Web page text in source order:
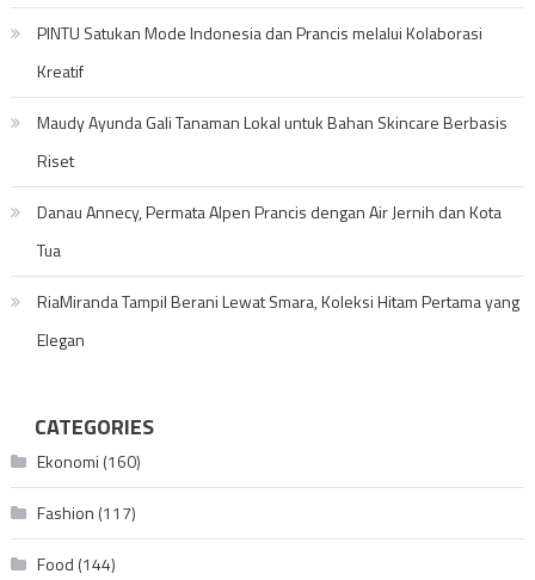
PINTU Satukan Mode Indonesia dan Prancis melalui Kolaborasi
Kreatif
Maudy Ayunda Gali Tanaman Lokal untuk Bahan Skincare Berbasis
Riset
Danau Annecy, Permata Alpen Prancis dengan Air Jernih dan Kota
Tua
RiaMiranda Tampil Berani Lewat Smara, Koleksi Hitam Pertama yang
Elegan
CATEGORIES
Ekonomi (160)
Fashion (117)
Food (144)